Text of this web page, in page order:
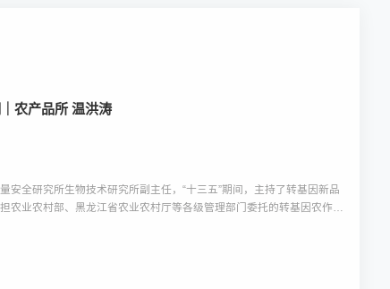
农产品所 温洪涛
安全研究所生物技术研究所副主任，“十三五”期间，主持了转基因新品
农业农村部、黑龙江省农业农村厅等各级管理部门委托的转基因农作物